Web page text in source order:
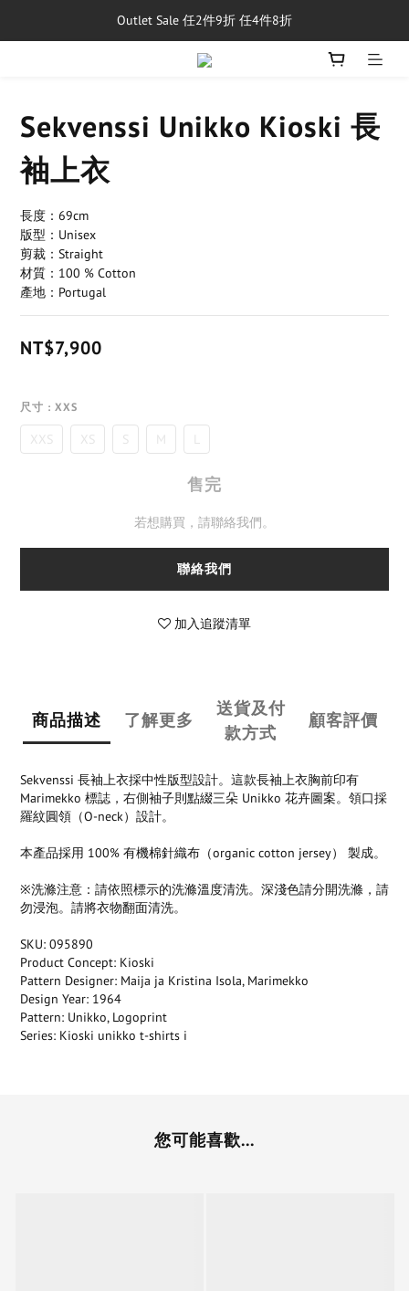
單筆消費滿$5,000享免運費
Outlet Sale 任2件9折 任4件8折
8/1~8/31，新品與經典商品滿額$10,000 現折$500
Sekvenssi Unikko Kioski 長
袖上衣
長度：69cm
版型：Unisex
剪裁：Straight
材質：100 % Cotton
產地：Portugal
NT$7,900
尺寸 : XXS
XXS XS S M
售完
若想購買，請聯絡我們。
聯絡我們
加入追蹤清單
商品描述 了解更多
送貨及付
款方式
顧客評價
Sekvenssi 長袖上衣採中性版型設計。這款長袖上衣胸前印有
Marimekko 標誌，右側袖子則點綴三朵 Unikko 花卉圖案。領口採
羅紋圓領（O-neck）設計。
本產品採用 100% 有機棉針織布（organic cotton jersey） 製成。
※洗滌注意：請依照標示的洗滌溫度清洗。深淺色請分開洗滌，請
勿浸泡。請將衣物翻面清洗。
SKU: 095890
Product Concept: Kioski
Pattern Designer: Maija ja Kristina Isola, Marimekko
Design Year: 1964
Pattern: Unikko, Logoprint
Series: Kioski unikko t-shirts i
您可能喜歡...